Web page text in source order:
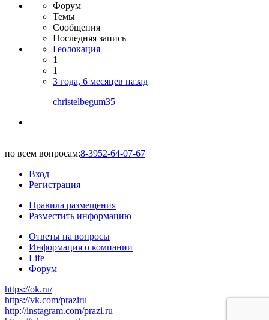
Форум
Темы
Сообщения
Последняя запись
Геолокация
1
1
3 года, 6 месяцев назад
christelbegum35
по всем вопросам:8-3952-64-07-67
Вход
Регистрация
Правила размещения
Разместить информацию
Ответы на вопросы
Информация о компании
Life
Форум
https://ok.ru/
https://vk.com/praziru
http://instagram.com/prazi.ru